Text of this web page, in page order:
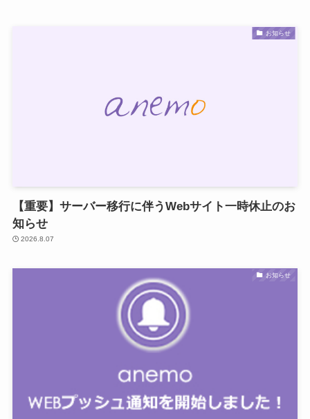
お知らせ
【重要】サーバー移行に伴うWebサイト一時休止のお
知らせ
2026.8.07
お知らせ